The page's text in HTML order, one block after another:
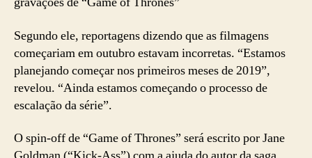
Segundo ele, reportagens dizendo que as filmagens
começariam em outubro estavam incorretas. “Estamos
planejando começar nos primeiros meses de 2019”,
revelou. “Ainda estamos começando o processo de
escalação da série”.
O spin-off de “Game of Thrones” será escrito por Jane